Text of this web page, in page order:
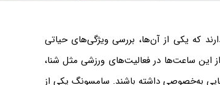
که یکی از آن‌ها، بررسی ویژگی‌های حیاتی
این ساعت‌ها در فعالیت‌های ورزشی مثل شنا،
به‌خصوصی داشته باشند. سامسونگ یکی از